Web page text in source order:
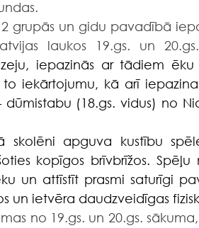
laukos 19.gs. un
iepazinās ar tādiem
iekārtojumu, kā arī iepazina
dūmistabu (18.gs. vidus) no
skolēni apguva kustību
kopīgos brīvbrīžos. Spēļu
un attīstīt prasmi saturīgi
un ietvēra daudzveidīgas
no 19.gs. un 20.gs.